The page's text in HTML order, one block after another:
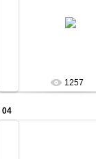
1257
04